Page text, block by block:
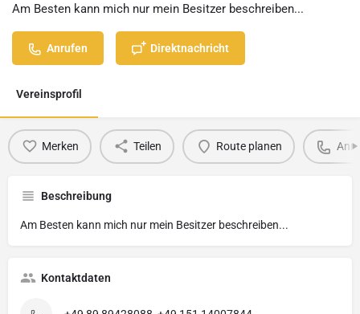
Am Besten kann mich nur mein Besitzer beschreiben...
Anrufen Direktnachricht
Vereinsprofil
Merken Teilen Route planen
Beschreibung
Am Besten kann mich nur mein Besitzer beschreiben...
Kontaktdaten